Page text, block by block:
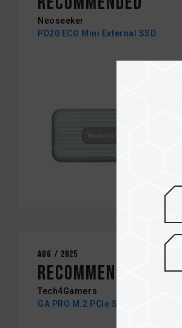
Neoseeker
PD20 ECO Mini External SSD
Aug / 2025
Recommended
Tech4Gamers
GA PRO M.2 PCIe SSD